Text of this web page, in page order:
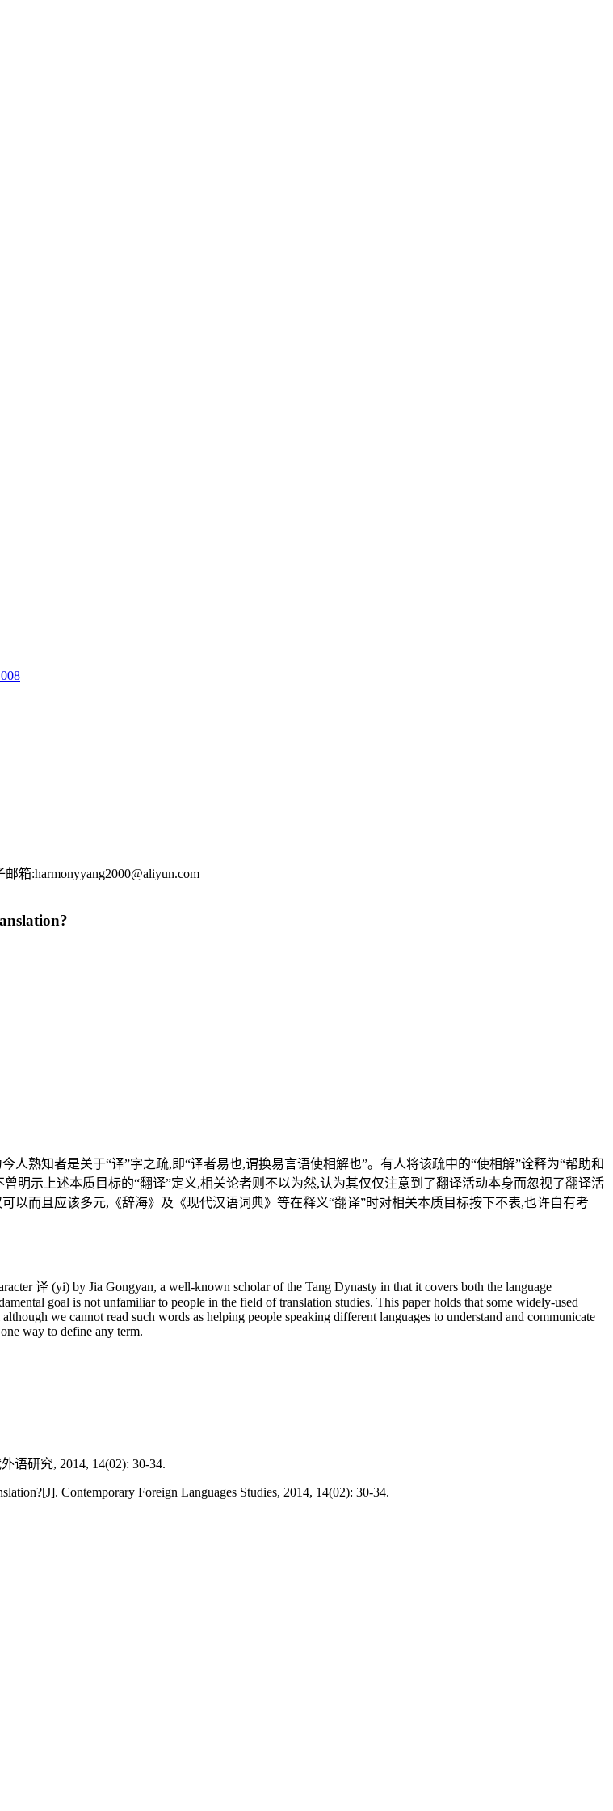
箱:harmonyyang2000@aliyun.com
人熟知者是关于“译”字之疏,即“译者易也,谓换易言语使相解也”。有人将该疏中的“使相解”诠释为“帮助和
明示上述本质目标的“翻译”定义,相关论者则不以为然,认为其仅仅注意到了翻译活动本身而忽视了翻译活
而且应该多元,《辞海》及《现代汉语词典》等在释义“翻译”时对相关本质目标按下不表,也许自有考
译 (yi) by Jia Gongyan, a well-known scholar of the Tang Dynasty in that it covers both the language
goal is not unfamiliar to people in the field of translation studies. This paper holds that some widely-used
we cannot read such words as helping people speaking different languages to understand and communicate
way to define any term.
研究, 2014, 14(02): 30-34.
Contemporary Foreign Languages Studies, 2014, 14(02): 30-34.